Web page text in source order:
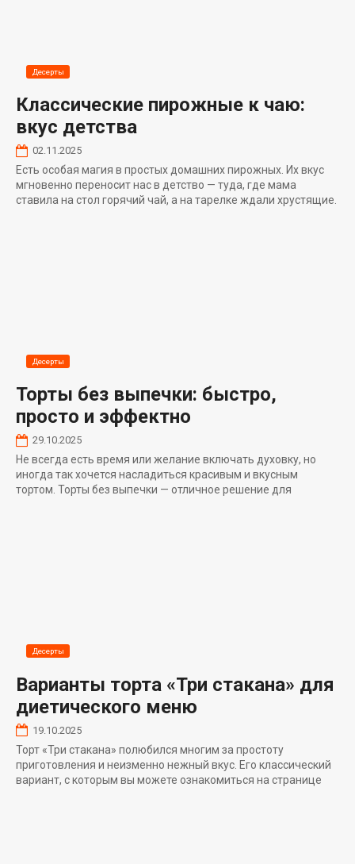
Десерты
Классические пирожные к чаю:
вкус детства
02.11.2025
Есть особая магия в простых домашних пирожных. Их вкус
мгновенно переносит нас в детство — туда, где мама
ставила на стол горячий чай, а на тарелке ждали хрустящие.
Десерты
Торты без выпечки: быстро,
просто и эффектно
29.10.2025
Не всегда есть время или желание включать духовку, но
иногда так хочется насладиться красивым и вкусным
тортом. Торты без выпечки — отличное решение для
Десерты
Варианты торта «Три стакана» для
диетического меню
19.10.2025
Торт «Три стакана» полюбился многим за простоту
приготовления и неизменно нежный вкус. Его классический
вариант, с которым вы можете ознакомиться на странице